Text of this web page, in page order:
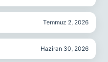
Temmuz 2, 2026
Haziran 30, 2026